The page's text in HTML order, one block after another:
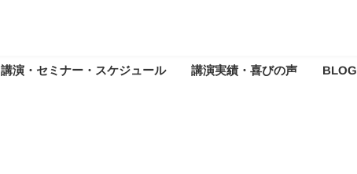
講演・セミナー・スケジュール 講演実績・喜びの声 BLOG